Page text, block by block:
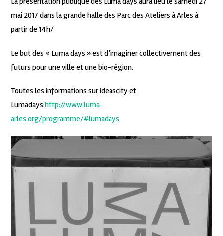
mai 2017 dans la grande halle des Parc des Ateliers à Arles à
partir de 14h/
Le but des « Luma days » est d’imaginer collectivement des
futurs pour une ville et une bio-région.
Toutes les informations sur ideascity et
Lumadays:http://www.luma-
arles.org/programme/#lumadays